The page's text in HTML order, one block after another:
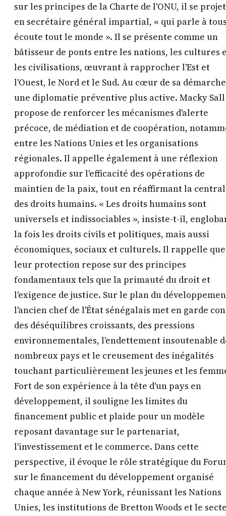
sur les principes de la Charte de l'ONU, il se
en secrétaire général impartial, « qui parle à
écoute tout le monde ». Il se présente comme un
bâtisseur de ponts entre les nations, les cultures
les civilisations, œuvrant à rapprocher l'Est et
l'Ouest, le Nord et le Sud. Au cœur de sa
une diplomatie préventive plus active. Macky Sall
propose de renforcer les mécanismes d'alerte
précoce, de médiation et de coopération,
entre les Nations Unies et les organisations
régionales. Il appelle également à une réflexion
approfondie sur l'efficacité des opérations de
maintien de la paix, tout en réaffirmant la
des droits humains. « Les droits humains sont
universels et indissociables », insiste-t-il,
la fois les droits civils et politiques, mais aussi
économiques, sociaux et culturels. Il rappelle que
leur protection repose sur des principes
fondamentaux tels que la primauté du droit et
l'exigence de justice. Sur le plan du
l'ancien chef de l'État sénégalais met en garde
des déséquilibres croissants, des pressions
environnementales, l'endettement insoutenable
nombreux pays et le creusement des inégalités
touchant particulièrement les jeunes et les
Fort de son expérience à la tête d'un pays en
développement, il souligne les limites du
financement public et plaide pour un modèle
reposant davantage sur le partenariat,
l'investissement et le commerce. Dans cette
perspective, il évoque le rôle stratégique du
sur le financement du développement organisé
chaque année à New York, réunissant les Nations
Unies, les institutions de Bretton Woods et le